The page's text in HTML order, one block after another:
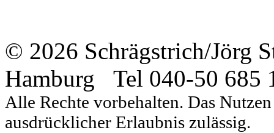
© 2026 Schrägstrich/Jörg
Hamburg Tel 040-50 685
Alle Rechte vorbehalten. Das
ausdrücklicher Erlaubnis zulässig.